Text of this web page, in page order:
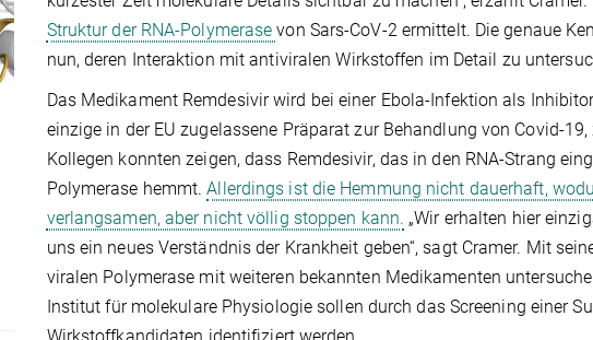
Struktur der RNA-Polymerasevon Sars-CoV-2 ermittelt. Die genaue
nun, deren Interaktion mit antiviralen Wirkstoffen im Detail zu
Das Medikament Remdesivir wird bei einer Ebola-Infektion als
einzige in der EU zugelassene Präparat zur Behandlung von Covid-
Kollegen konnten zeigen, dass Remdesivir, das in den RNA-Strang
Polymerase hemmt.Allerdings ist die Hemmung nicht dauerhaft,
verlangsamen, aber nicht völlig stoppen kann. „Wir erhalten hier
uns ein neues Verständnis der Krankheit geben“, sagt Cramer. Mit
viralen Polymerase mit weiteren bekannten Medikamenten
Institut für molekulare Physiologie sollen durch das Screening einer